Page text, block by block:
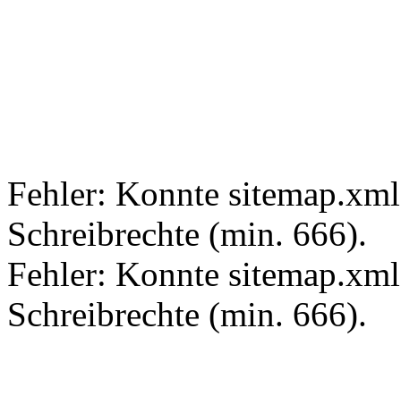
Fehler: Konnte
Schreibrechte (min. 666).
Fehler: Konnte
Schreibrechte (min. 666).